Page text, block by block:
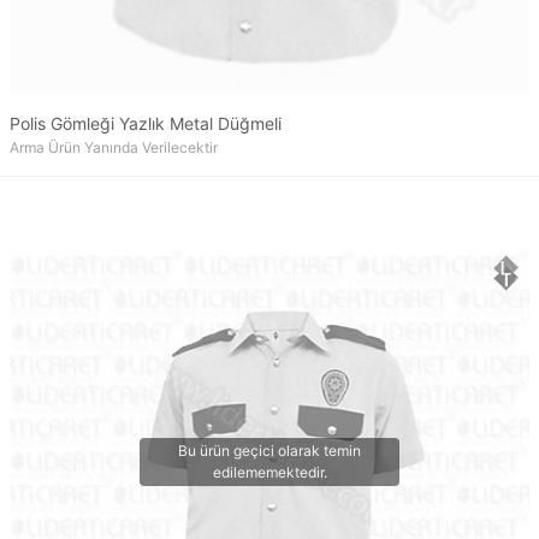
Polis Gömleği Yazlık Metal Düğmeli
Arma Ürün Yanında Verilecektir